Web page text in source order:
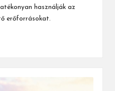
használják az
erőforrásokat.